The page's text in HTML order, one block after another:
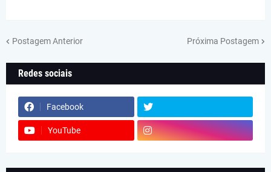
Postagem Anterior Próxima Postagem
Redes sociais
Facebook
YouTube